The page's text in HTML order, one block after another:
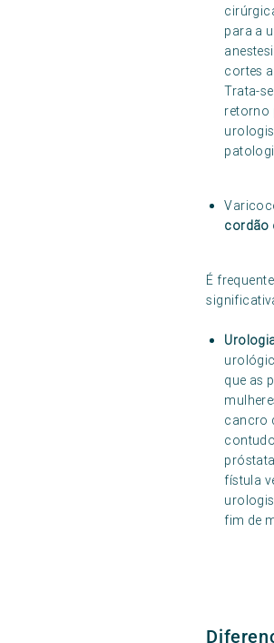
para a
cortes
Trata-
retorno
cordão
É
que as
cancro
fístula
fim de